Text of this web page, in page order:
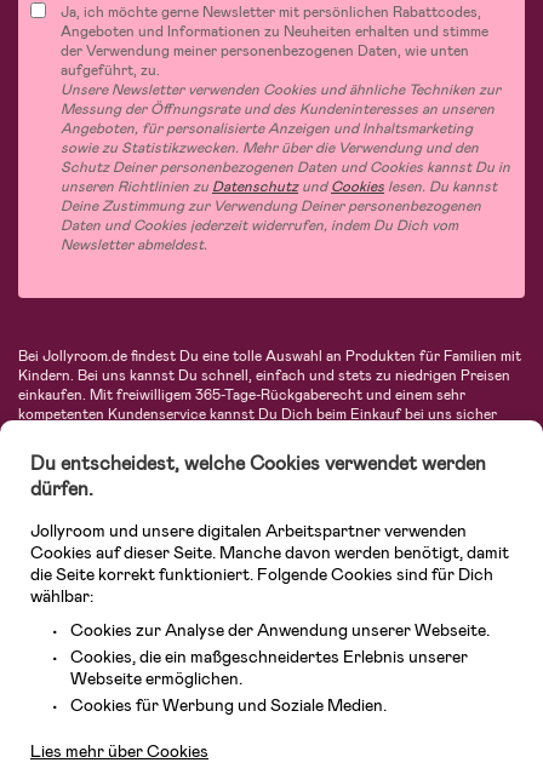
Ja, ich möchte gerne Newsletter mit persönlichen Rabattcodes,
Angeboten und Informationen zu Neuheiten erhalten und stimme
der Verwendung meiner personenbezogenen Daten, wie unten
aufgeführt, zu.
Unsere Newsletter verwenden Cookies und ähnliche Techniken zur
Messung der Öffnungsrate und des Kundeninteresses an unseren
Angeboten, für personalisierte Anzeigen und Inhaltsmarketing
sowie zu Statistikzwecken. Mehr über die Verwendung und den
Schutz Deiner personenbezogenen Daten und Cookies kannst Du in
unseren Richtlinien zu DatenschutzundCookies lesen. Du kannst
Deine Zustimmung zur Verwendung Deiner personenbezogenen
Daten und Cookies jederzeit widerrufen, indem Du Dich vom
Newsletter abmeldest.
Bei Jollyroom.de findest Du eine tolle Auswahl an Produkten für Familien mit
Kindern. Bei uns kannst Du schnell, einfach und stets zu niedrigen Preisen
einkaufen. Mit freiwilligem 365-Tage-Rückgaberecht und einem sehr
kompetenten Kundenservice kannst Du Dich beim Einkauf bei uns sicher
Autositze, Kinder- und Babymode, Produkte für Mütter und eine Menge
fantastischer Einrichtungsgegenstände, Spielsachen, Babyprodukte und
vieles mehr. Wir haben Produkte von bekannten Herstellern wie Britax, Maxi-
Avent, Jack Wolfskin, Cybex, LEGO und vielen mehr. Schau Dich um in
unserer vielfältigen Online-Boutique für Kinder & Babys. Willkommen!
Du entscheidest, welche Cookies verwendet werden
dürfen.
Jollyroom und unsere digitalen Arbeitspartner verwenden
Cookies auf dieser Seite. Manche davon werden benötigt, damit
die Seite korrekt funktioniert. Folgende Cookies sind für Dich
wählbar:
Cookies zur Analyse der Anwendung unserer Webseite.
Cookies, die ein maßgeschneidertes Erlebnis unserer
Webseite ermöglichen.
Cookies für Werbung und Soziale Medien.
Lies mehr über Cookies